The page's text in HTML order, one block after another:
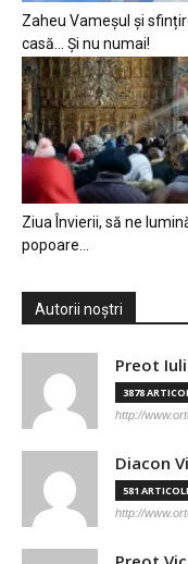
Zaheu Vameșul și
casă… Și nu numai!
Ziua Învierii, să ne
popoare…
Autorii noștri
Preot
3878
http://
Diacon
581
http://